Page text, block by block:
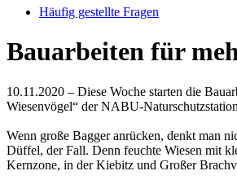
Häufig gestellte Fragen
Bauarbeiten für
10.11.2020 – Diese Woche starten die
Wiesenvögel“ der NABU-
Wenn große Bagger anrücken, denkt man
Düffel, der Fall. Denn feuchte Wiesen mit
Kernzone, in der Kiebitz und Großer